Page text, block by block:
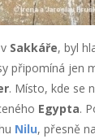
Sakkáře, byl
připomíná jen
. Místo, kde se
Egypta.
Nilu, přesně